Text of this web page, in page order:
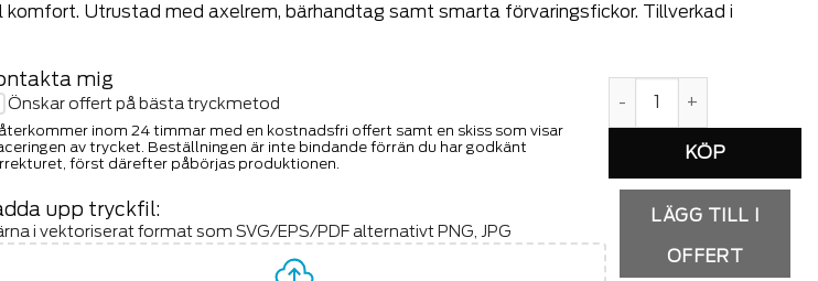
Utrustad med axelrem, bärhandtag samt smarta förvaringsfickor. Tillverkad i
mig
Önskar offert på bästa tryckmetod
inom 24 timmar med en kostnadsfri offert samt en skiss som visar
av trycket. Beställningen är inte bindande förrän du har godkänt
först därefter påbörjas produktionen.
upp tryckfil:
i vektoriserat format som SVG/EPS/PDF alternativt PNG, JPG
LÄGG TILL I
OFFERT